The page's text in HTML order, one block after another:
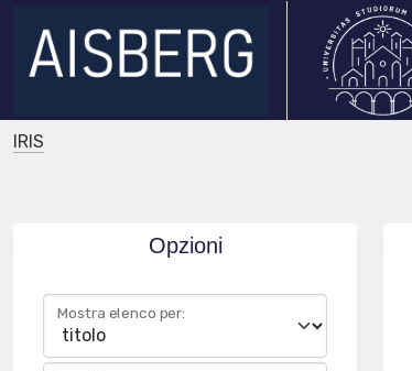
IRIS
Opzioni
Mostra elenco per: